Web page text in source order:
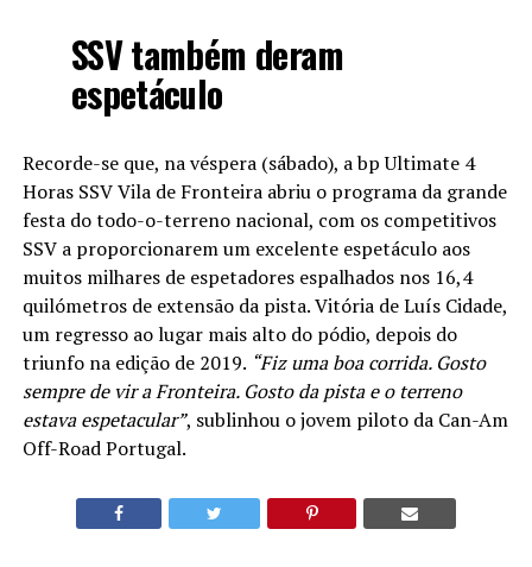
SSV também deram
espetáculo
Recorde-se que, na véspera (sábado), a bp Ultimate 4
Horas SSV Vila de Fronteira abriu o programa da grande
festa do todo-o-terreno nacional, com os competitivos
SSV a proporcionarem um excelente espetáculo aos
muitos milhares de espetadores espalhados nos 16,4
quilómetros de extensão da pista. Vitória de Luís Cidade,
um regresso ao lugar mais alto do pódio, depois do
triunfo na edição de 2019. “Fiz uma boa corrida. Gosto
sempre de vir a Fronteira. Gosto da pista e o terreno
estava espetacular”, sublinhou o jovem piloto da Can-Am
Off-Road Portugal.